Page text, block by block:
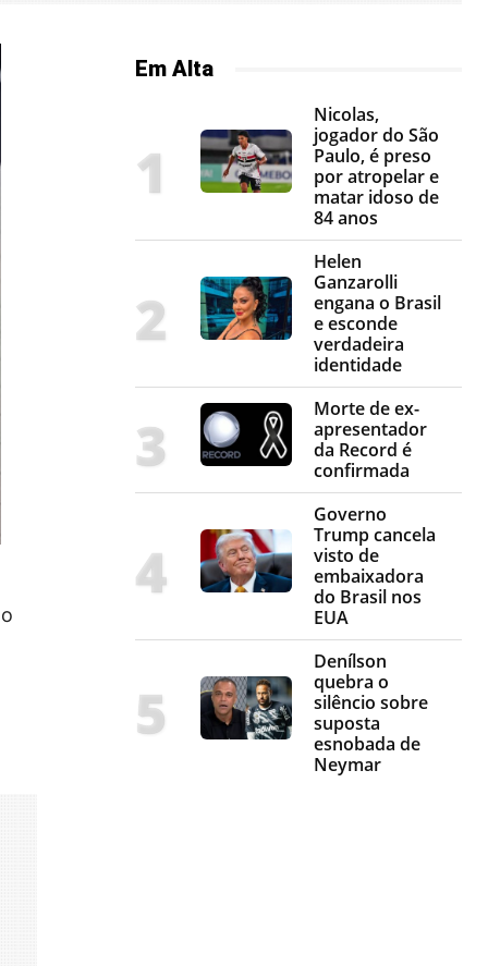
Em Alta
Nicolas,
jogador do São
Paulo, é preso
por atropelar e
matar idoso de
84 anos
Helen
Ganzarolli
engana o Brasil
e esconde
verdadeira
identidade
Morte de ex-
apresentador
da Record é
confirmada
Governo
Trump cancela
visto de
embaixadora
do Brasil nos
EUA
Denílson
quebra o
silêncio sobre
suposta
esnobada de
Neymar